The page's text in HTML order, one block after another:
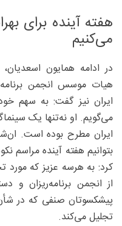
هفته آینده برای
می‌کنیم
در ادامه همایون
هیات موسس انجمن
ایران نیز گفت: به سهم
می‌گویم. او نه‌تنها یک
ایران مطرح بوده است.
بتوانیم هفته آینده مراسم
کرد: به هرسه عزیز که مورد
از انجمن برنامه‌ریزان و
پیشکسوتان صنفی که در شأن
تجلیل می‌کند.